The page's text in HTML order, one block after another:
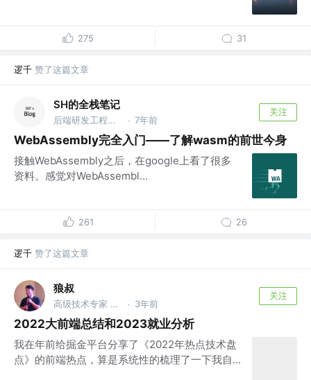
275 31
逻千 赞了这篇文章
SH的全栈笔记
后端研发工程师@字节跳动 · 7年前
关注
WebAssembly完全入门——了解wasm的前世今身
接触WebAssembly之后，在google上看了很多
资料。感觉对WebAssembl...
261 26
逻千 赞了这篇文章
狼叔
高级技术专家 @一线大厂 · 3年前
关注
2022大前端总结和2023就业分析
我在年前给掘金平台分享了《2022年热点技术盘
点》的前端热点，算是系统性的梳理了一下我自...